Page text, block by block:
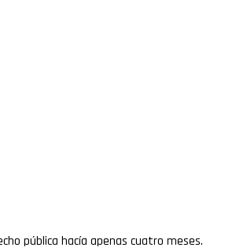
pública hacía apenas cuatro meses.